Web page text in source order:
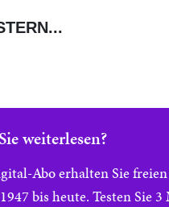
weiterlesen?
Abo erhalten Sie
bis heute. Testen Sie